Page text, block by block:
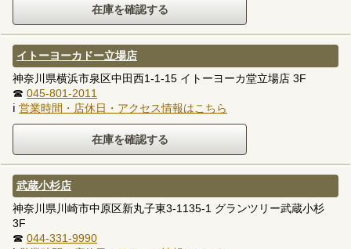
イトーヨーカドー立場店
神奈川県横浜市泉区中田西1-1-15 イトーヨーカ堂立場店 3F
☎ 045-801-2011
ℹ 営業時間・店休日・アクセス情報はこちら
武蔵小杉店
神奈川県川崎市中原区新丸子東3-1135-1 グランツリー武蔵小杉
3F
☎ 044-331-9990